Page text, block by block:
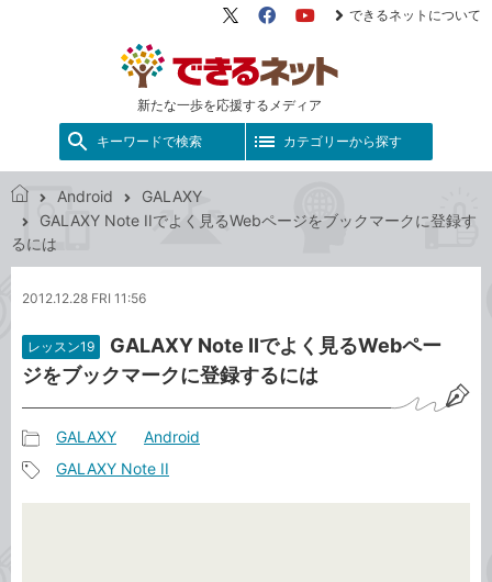
新たな一歩を応援するメディア
X（旧
FacebookYouTube
できるネットについて
キーワードで検索 カテゴリーから探す
で
き
ッ
Android
GALAXY
GALAXY Note IIでよく見るWebページをブックマークに登録す
るには
2012.12.28 FRI 11:56
レッスン19
GALAXY Note IIでよく見るWebペー
ジをブックマークに登録するには
事
カ
GALAXY Android
GALAXY Note II